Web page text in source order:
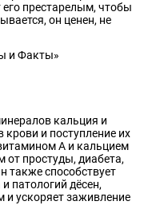
его престарелым, чтобы
он ценен, не
и Факты»
кальция и
и поступление их
A и кальцием
простуды, диабета,
также способствует
патологий дёсен,
и ускоряет заживление